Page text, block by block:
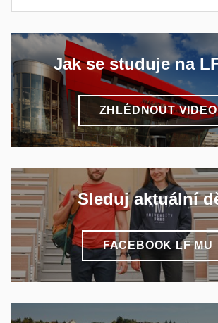
Jak se studuje na
ZHLÉDNOUT VIDEO
Sleduj aktuální
FACEBOOK LF MU